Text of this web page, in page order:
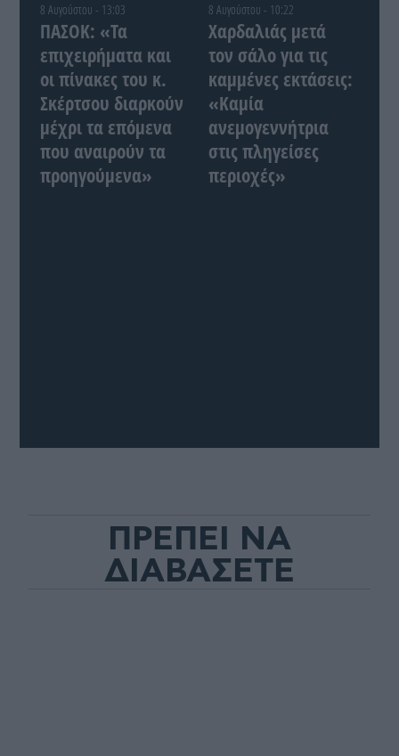
8 Αυγούστου - 13:03
ΠΑΣΟΚ: «Τα
επιχειρήματα και
οι πίνακες του κ.
Σκέρτσου διαρκούν
μέχρι τα επόμενα
που αναιρούν τα
προηγούμενα»
8 Αυγούστου - 10:22
Χαρδαλιάς μετά
τον σάλο για τις
καμμένες εκτάσεις:
«Καμία
ανεμογεννήτρια
στις πληγείσες
περιοχές»
ΠΡΕΠΕΙ ΝΑ
ΔΙΑΒΑΣΕΤΕ